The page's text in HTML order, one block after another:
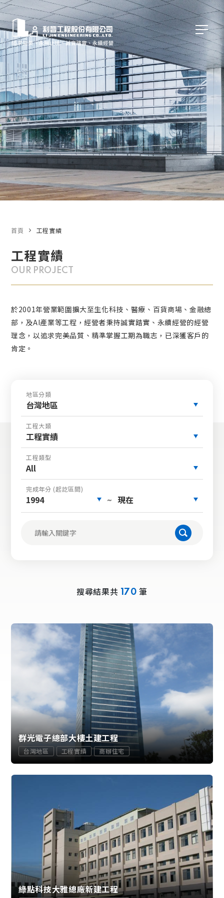
工程實績
OUR PROJECT
於2001年營業範圍擴大至生化科技、醫療、百貨商場、金融總
部，及AI產業等工程，經營者秉持誠實踏實、永續經營的經營
理念，以追求完美品質、精準掌握工期為職志，已深獲客戶的
肯定。
首頁 工程實績
地區分類
台灣地區
工程大類
工程實績
工程類型
All
完成年分 (起訖區間)
1994 ~ 現在
搜尋結果共 170 筆
群光電子總部大樓土建工程
台灣地區 工程實績 商辦住宅
綠點科技大雅總廠新建工程